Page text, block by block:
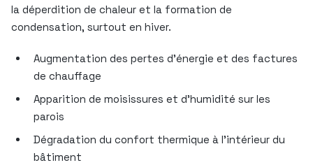
la déperdition de chaleur et la formation de
condensation, surtout en hiver.
Augmentation des pertes d’énergie et des factures
de chauffage
Apparition de moisissures et d’humidité sur les
parois
Dégradation du confort thermique à l’intérieur du
bâtiment